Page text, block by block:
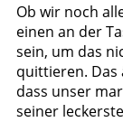
Ob wir noch
einen an der
sein, um das
quittieren.
dass unser
seiner